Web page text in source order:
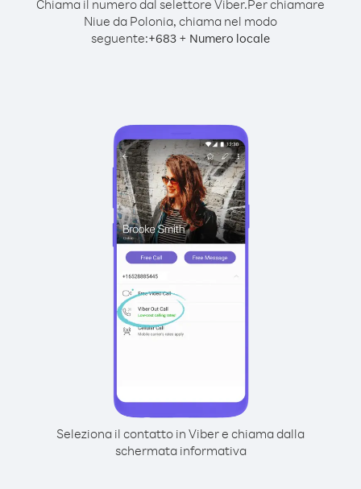
Chiama il numero dal selettore Viber.Per chiamare
Niue da Polonia, chiama nel modo
seguente:+683 + Numero locale
Seleziona il contatto in Viber e chiama dalla
schermata informativa